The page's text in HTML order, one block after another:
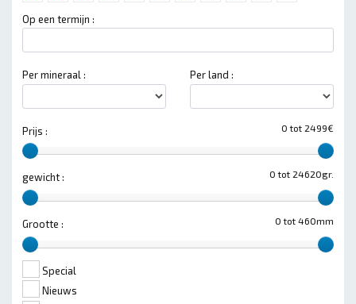
Op een termijn :
Per mineraal : Per land :
0 tot 2499€
Prijs :
0 tot 24620gr.
gewicht :
0 tot 460mm
Grootte :
Special
Nieuws